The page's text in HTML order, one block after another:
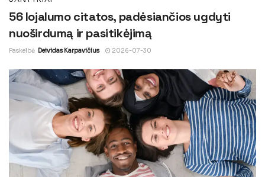
56 lojalumo citatos, padėsiančios ugdyti
nuoširdumą ir pasitikėjimą
Paskelbė Deividas Karpavičius 2026-07-30